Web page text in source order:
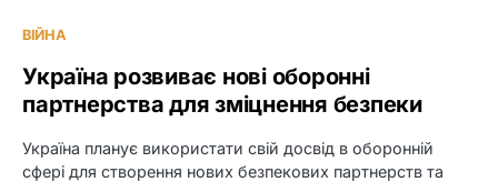
ВІЙНА
Україна розвиває нові оборонні
партнерства для зміцнення безпеки
Україна планує використати свій досвід в оборонній
сфері для створення нових безпекових партнерств та